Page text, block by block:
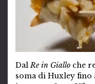
DalRe in Giallo che
soma di Huxley fino